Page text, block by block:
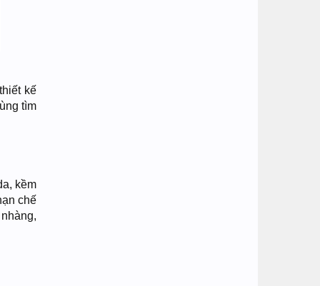
kế
tìm
kềm
chế